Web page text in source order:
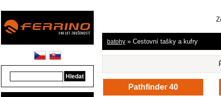
batohy » Cestovní tašky a kufry
Pathfinder 40